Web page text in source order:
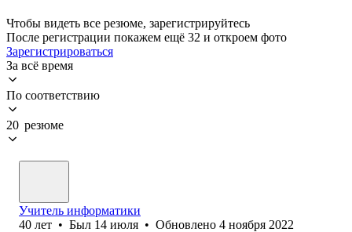
Чтобы видеть все резюме, зарегистрируйтесь
После регистрации покажем ещё 32 и откроем фото
Зарегистрироваться
За всё время
По соответствию
20 резюме
Учитель информатики
40 лет • Был 14 июля • Обновлено 4 ноября 2022